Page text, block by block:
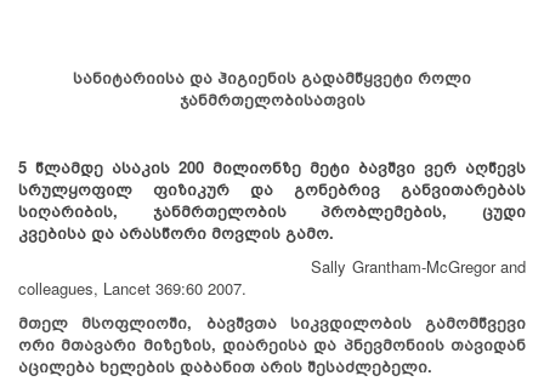
სანიტარიისა და ჰიგიენის გადამწყვეტი როლი
ჯანმრთელობისათვის
5 წლამდე ასაკის 200 მილიონზე მეტი ბავშვი ვერ აღწევს
სრულყოფილ ფიზიკურ და გონებრივ განვითარებას
სიღარიბის, ჯანმრთელობის პრობლემების, ცუდი
კვებისა და არასწორი მოვლის გამო.
Sally Grantham-McGregor and
colleagues, Lancet 369:60 2007.
მთელ მსოფლიოში, ბავშვთა სიკვდილობის გამომწვევი
ორი მთავარი მიზეზის, დიარეისა და პნევმონიის თავიდან
აცილება ხელების დაბანით არის შესაძლებელი.